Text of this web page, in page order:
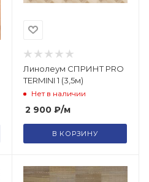
Линолеум СПРИНТ PRO
TERMINI 1 (3,5м)
Нет в наличии
2 900₽/м
В КОРЗИНУ